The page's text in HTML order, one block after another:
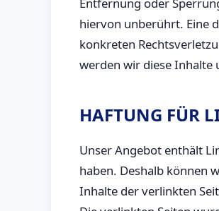
hiervon unberührt. Eine
konkreten
werden wir diese Inhalte
HAFTUNG FÜR
Unser Angebot enthält
haben. Deshalb können
Inhalte der verlinkten